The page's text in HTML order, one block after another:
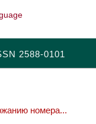
2588-0101
номера...